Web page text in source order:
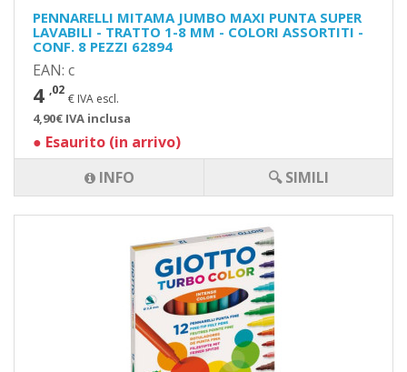
PENNARELLI MITAMA JUMBO MAXI PUNTA SUPER
LAVABILI - TRATTO 1-8 MM - COLORI ASSORTITI -
CONF. 8 PEZZI 62894
EAN: c
4 ,02
€ IVA escl.
4,90€ IVA inclusa
● Esaurito (in arrivo)
INFO
🔍 SIMILI